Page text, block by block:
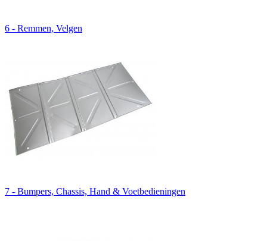
6 - Remmen, Velgen
7 - Bumpers, Chassis, Hand & Voetbedieningen